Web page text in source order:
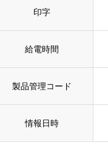
印字
給電時間
製品管理コード
情報日時